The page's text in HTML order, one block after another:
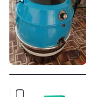
۲